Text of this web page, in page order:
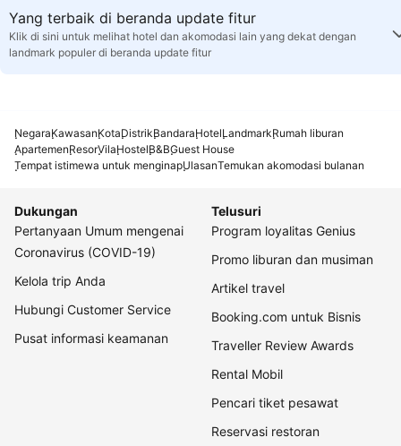
Yang terbaik di beranda update fitur
Klik di sini untuk melihat hotel dan akomodasi lain yang dekat dengan
landmark populer di beranda update fitur
NegaraKawasanKotaDistrikBandaraHotelLandmarkRumah liburan
ApartemenResorVilaHostelB&BGuest House
Tempat istimewa untuk menginapUlasanTemukan akomodasi bulanan
Dukungan
Pertanyaan Umum mengenai
Coronavirus (COVID-19)
Kelola trip Anda
Hubungi Customer Service
Pusat informasi keamanan
Telusuri
Program loyalitas Genius
Promo liburan dan musiman
Artikel travel
Booking.com untuk Bisnis
Traveller Review Awards
Rental Mobil
Pencari tiket pesawat
Reservasi restoran